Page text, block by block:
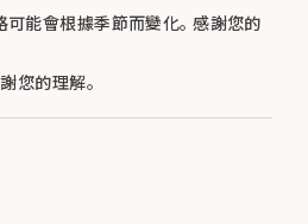
可能會根據季節而變化。 感謝您的
您的理解。